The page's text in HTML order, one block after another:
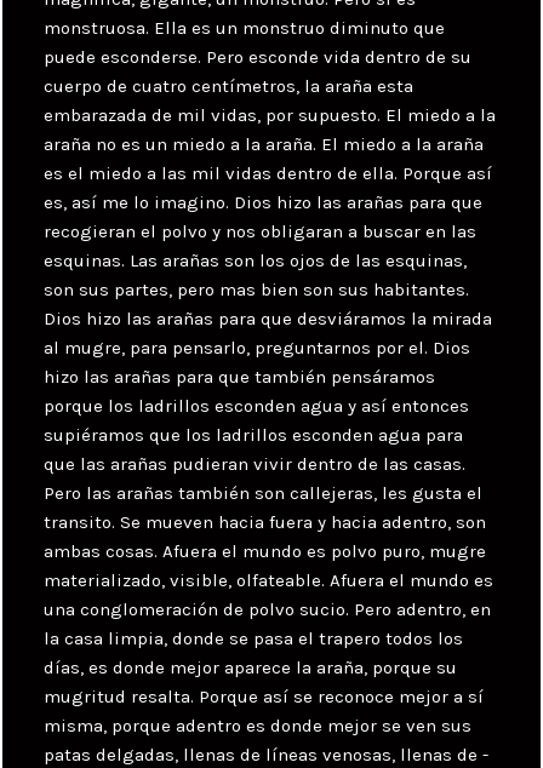
monstruosa. Ella es un monstruo diminuto que
puede esconderse. Pero esconde vida dentro de su
cuerpo de cuatro centímetros, la araña esta
embarazada de mil vidas, por supuesto. El miedo a la
araña no es un miedo a la araña. El miedo a la araña
es el miedo a las mil vidas dentro de ella. Porque así
es, así me lo imagino. Dios hizo las arañas para que
recogieran el polvo y nos obligaran a buscar en las
esquinas. Las arañas son los ojos de las esquinas,
son sus partes, pero mas bien son sus habitantes.
Dios hizo las arañas para que desviáramos la mirada
al mugre, para pensarlo, preguntarnos por el. Dios
hizo las arañas para que también pensáramos
porque los ladrillos esconden agua y así entonces
supiéramos que los ladrillos esconden agua para
que las arañas pudieran vivir dentro de las casas.
Pero las arañas también son callejeras, les gusta el
transito. Se mueven hacia fuera y hacia adentro, son
ambas cosas. Afuera el mundo es polvo puro, mugre
materializado, visible, olfateable. Afuera el mundo es
una conglomeración de polvo sucio. Pero adentro, en
la casa limpia, donde se pasa el trapero todos los
días, es donde mejor aparece la araña, porque su
mugritud resalta. Porque así se reconoce mejor a sí
misma, porque adentro es donde mejor se ven sus
patas delgadas, llenas de líneas venosas, llenas de -